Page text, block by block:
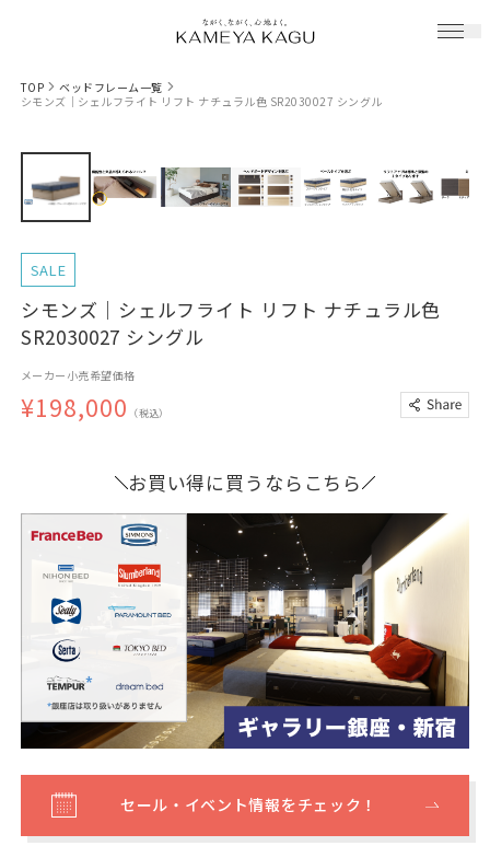
TOP
ベッドフレーム一覧
シモンズ｜シェルフライト リフト ナチュラル色 SR2030027 シングル
SALE
シモンズ｜シェルフライト リフト ナチュラル色
SR2030027 シングル
メーカー小売希望価格
¥198,000 （税込）
お買い得に買うならこちら
セール・イベント情報をチェック！